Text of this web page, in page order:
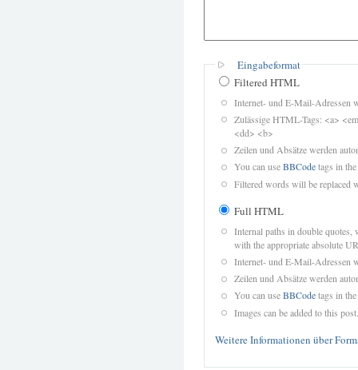
Eingabeformat
Filtered HTML
Internet- und E-Mail-Adressen
Zulässige HTML-Tags: <a>
<dd> <b>
Zeilen und Absätze werden
You can useBBCodetags in
Filtered words will be replaced
Full HTML
Internal paths in double quotes,
with the appropriate absolute
Internet- und E-Mail-Adressen
Zeilen und Absätze werden
You can useBBCodetags in
Images can be added to this post.
Weitere Informationen über